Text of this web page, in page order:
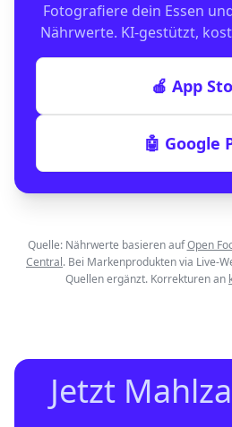
Fotografiere dein Essen
Nährwerte. KI-gestützt,
🍎 App
🤖 Google
Quelle: Nährwerte basieren auf Open
Central. Bei Markenprodukten via Live-
Quellen ergänzt. Korrekturen an
Jetzt